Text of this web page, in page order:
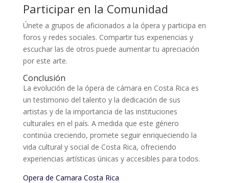
Participar en la Comunidad
Únete a grupos de aficionados a la ópera y participa en
foros y redes sociales. Compartir tus experiencias y
escuchar las de otros puede aumentar tu apreciación
por este arte.
Conclusión
La evolución de la ópera de cámara en Costa Rica es
un testimonio del talento y la dedicación de sus
artistas y de la importancia de las instituciones
culturales en el país. A medida que este género
continúa creciendo, promete seguir enriqueciendo la
vida cultural y social de Costa Rica, ofreciendo
experiencias artísticas únicas y accesibles para todos.
Opera de Camara Costa Rica